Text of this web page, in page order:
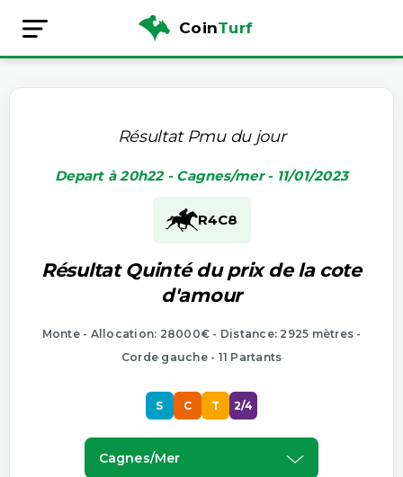
CoinTurf
Résultat Pmu du jour
Depart à 20h22 - Cagnes/mer - 11/01/2023
R4C8
Résultat Quinté du prix de la cote
d'amour
Monte - Allocation: 28000€ - Distance: 2925 mètres -
Corde gauche - 11 Partants
S C T 2/4
Cagnes/mer